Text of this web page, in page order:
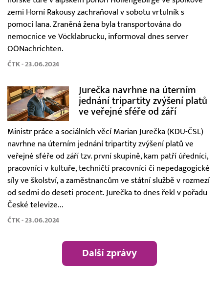
zemi Horní Rakousy zachraňoval v sobotu vrtulník s
pomocí lana. Zraněná žena byla transportována do
nemocnice ve Vöcklabrucku, informoval dnes server
OÖNachrichten.
ČTK - 23.06.2024
Jurečka navrhne na úterním
jednání tripartity zvýšení platů
ve veřejné sféře od září
Ministr práce a sociálních věcí Marian Jurečka (KDU-ČSL)
navrhne na úterním jednání tripartity zvýšení platů ve
veřejné sféře od září tzv. první skupině, kam patří úředníci,
pracovníci v kultuře, techničtí pracovníci či nepedagogické
síly ve školství, a zaměstnancům ve státní službě v rozmezí
od sedmi do deseti procent. Jurečka to dnes řekl v pořadu
České televize...
ČTK - 23.06.2024
Další zprávy